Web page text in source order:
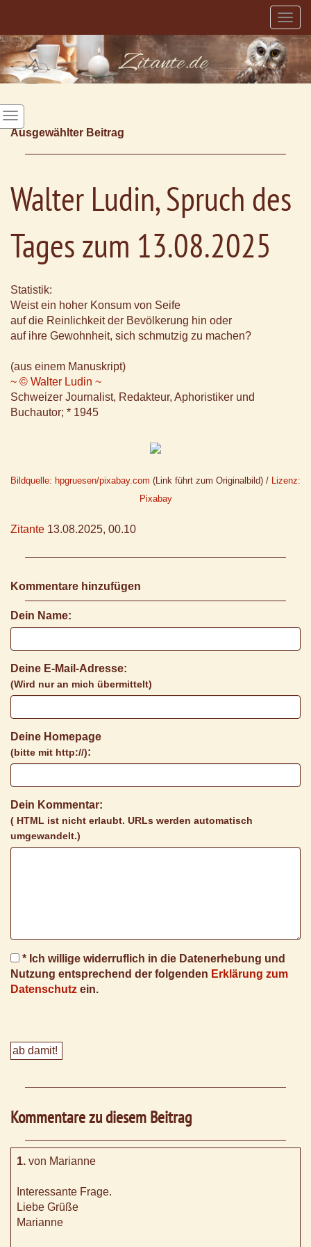
Ausgewählter Beitrag
Walter Ludin, Spruch des
Tages zum 13.08.2025
Statistik:
Weist ein hoher Konsum von Seife
auf die Reinlichkeit der Bevölkerung hin oder
auf ihre Gewohnheit, sich schmutzig zu machen?
(aus einem Manuskript)
~ © Walter Ludin ~
Schweizer Journalist, Redakteur, Aphoristiker und
Buchautor; * 1945
Bildquelle: hpgruesen/pixabay.com (Link führt zum Originalbild) / Lizenz:
Pixabay
Zitante 13.08.2025, 00.10
Kommentare hinzufügen
Dein Name:
Deine E-Mail-Adresse:
(Wird nur an mich übermittelt)
Deine Homepage
(bitte mit http://):
Dein Kommentar:
( HTML ist nicht erlaubt. URLs werden automatisch
umgewandelt.)
* Ich willige widerruflich in die Datenerhebung und
Nutzung entsprechend der folgenden Erklärung zum
Datenschutz ein.
Kommentare zu diesem Beitrag
1. von Marianne
Interessante Frage.
Liebe Grüße
Marianne